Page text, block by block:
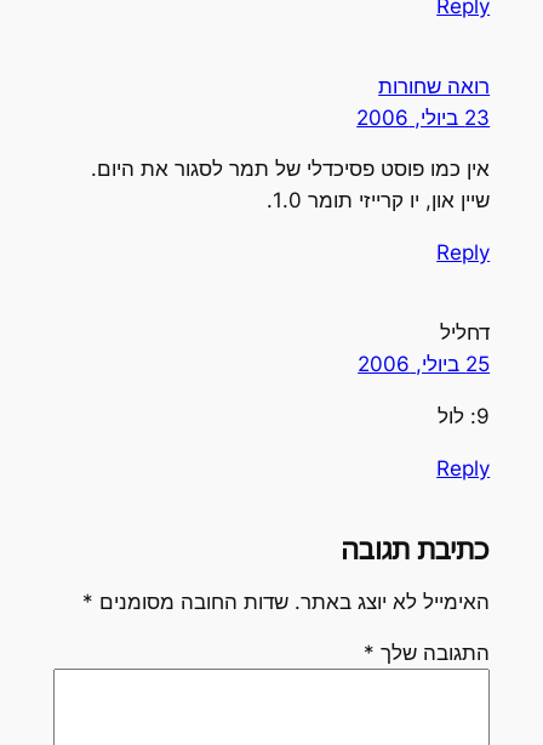
Reply
רואה שחורות
23 ביולי, 2006
אין כמו פוסט פסיכדלי של תמר לסגור את היום.
שיין און, יו קרייזי תומר 1.0.
Reply
דחליל
25 ביולי, 2006
9: לול
Reply
כתיבת תגובה
האימייל לא יוצג באתר. שדות החובה מסומנים *
התגובה שלך *